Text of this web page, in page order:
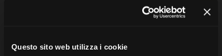
Questo sito web utilizza i cookie
AGRICOLTURA ALLEVAMENTO
Chiesa di San
EDIFICI DI CULTO